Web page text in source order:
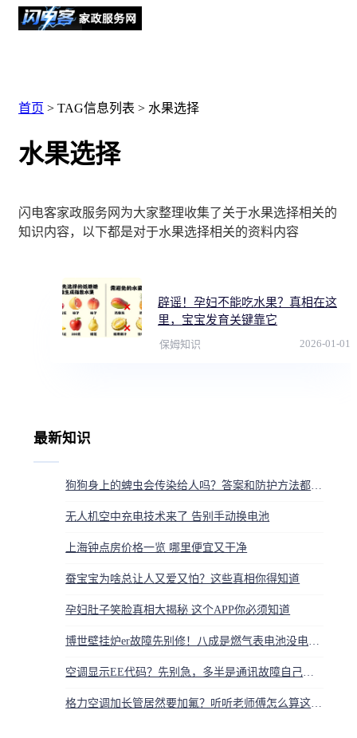
首页 > TAG信息列表 > 水果选择
水果选择
闪电客家政服务网为大家整理收集了关于水果选择相关的
知识内容，以下都是对于水果选择相关的资料内容
辟谣！孕妇不能吃水果？真相在这
里，宝宝发育关键靠它
保姆知识 2026-01-01
最新知识
狗狗身上的蜱虫会传染给人吗？答案和防护方法都在这
无人机空中充电技术来了 告别手动换电池
上海钟点房价格一览 哪里便宜又干净
蚕宝宝为啥总让人又爱又怕？这些真相你得知道
孕妇肚子笑脸真相大揭秘 这个APP你必须知道
博世壁挂炉er故障先别修！八成是燃气表电池没电，换4节5号电池省50上门费
空调显示EE代码？先别急，多半是通讯故障自己就能查
格力空调加长管居然要加氟？听听老师傅怎么算这笔良心账